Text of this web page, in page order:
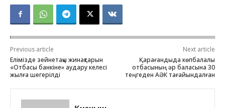
Previous article
Елімізде зейнетақы жинақтарын
«Отбасы банкіне» аудару келесі
жылға шегерілді
Next article
Қарағандыда көпбалалы
отбасының әр баласына 30
теңгеден АӘК тағайындалған